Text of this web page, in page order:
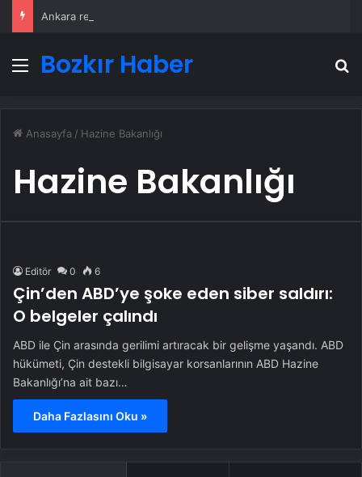
Ankara rent a car
Menü
Bozkır Haber
Anasayfa / Hazine Bakanlığı
Hazine Bakanlığı
Editör 0 6
Çin’den ABD’ye şoke eden siber saldırı:
O belgeler çalındı
ABD ile Çin arasında gerilimi artıracak bir gelişme yaşandı. ABD
hükümeti, Çin destekli bilgisayar korsanlarının ABD Hazine
Bakanlığı’na ait bazı…
Daha Fazlasını Oku »